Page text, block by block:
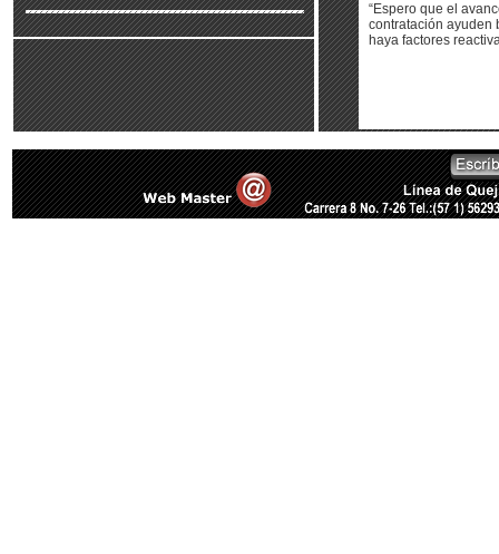
“Espero que el
contratación ayuden
haya factores